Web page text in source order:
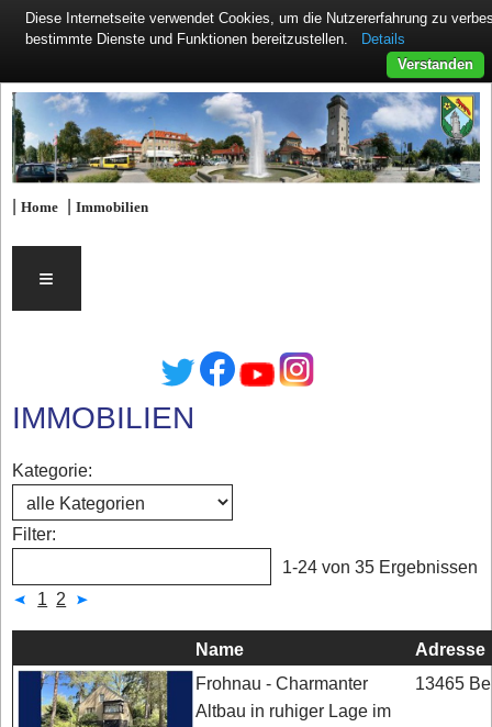
|Home |Immobilien
≡
IMMOBILIEN
Kategorie:
Filter:
1-24 von 35 Ergebnissen
1 2
Name
Adresse
Frohnau - Charmanter
Altbau in ruhiger Lage im
13465
Diese Internetseite verwendet Cookies, um die Nutzererfahrung zu
bestimmte Dienste und Funktionen bereitzustellen.
Details
Verstanden